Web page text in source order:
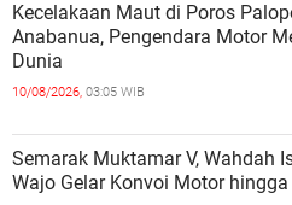
Kecelakaan Maut di Poros
Anabanua, Pengendara Motor
Dunia
10/08/2026, 03:05 WIB
Semarak Muktamar V, Wahdah
Wajo Gelar Konvoi Motor